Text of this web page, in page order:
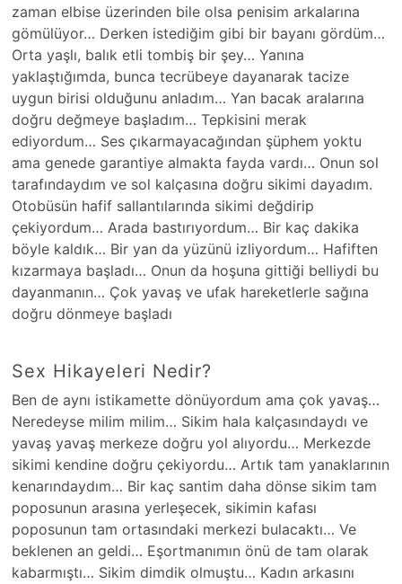
zaman elbise üzerinden bile olsa penisim arkalarına
gömülüyor… Derken istediğim gibi bir bayanı gördüm…
Orta yaşlı, balık etli tombiş bir şey… Yanına
yaklaştığımda, bunca tecrübeye dayanarak tacize
uygun birisi olduğunu anladım… Yan bacak aralarına
doğru değmeye başladım… Tepkisini merak
ediyordum… Ses çıkarmayacağından şüphem yoktu
ama genede garantiye almakta fayda vardı… Onun sol
tarafındaydım ve sol kalçasına doğru sikimi dayadım.
Otobüsün hafif sallantılarında sikimi değdirip
çekiyordum… Arada bastırıyordum… Bir kaç dakika
böyle kaldık… Bir yan da yüzünü izliyordum… Hafiften
kızarmaya başladı… Onun da hoşuna gittiği belliydi bu
dayanmanın… Çok yavaş ve ufak hareketlerle sağına
doğru dönmeye başladı
Sex Hikayeleri Nedir?
Ben de aynı istikamette dönüyordum ama çok yavaş…
Neredeyse milim milim… Sikim hala kalçasındaydı ve
yavaş yavaş merkeze doğru yol alıyordu… Merkezde
sikimi kendine doğru çekiyordu… Artık tam yanaklarının
kenarındaydım… Bir kaç santim daha dönse sikim tam
poposunun arasına yerleşecek, sikimin kafası
poposunun tam ortasındaki merkezi bulacaktı… Ve
beklenen an geldi… Eşortmanımın önü de tam olarak
kabarmıştı… Sikim dimdik olmuştu… Kadın arkasını